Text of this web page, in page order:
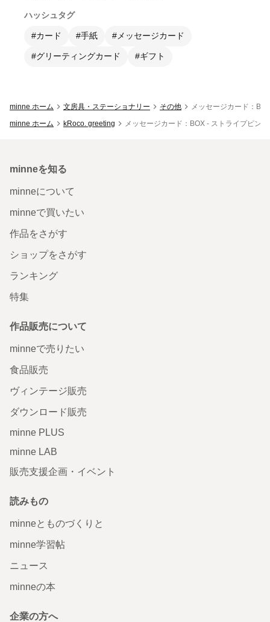
ハッシュタグ
#カード #手紙 #メッセージカード
#グリーティングカード #ギフト
minne ホーム 文房具・ステーショナリー その他
メッセージカード：
minne ホーム
kRoco. greeting メッセージカード：BOX - ストライプピン
minneを知る
minneについて
minneで買いたい
作品をさがす
ショップをさがす
ランキング
特集
作品販売について
minneで売りたい
食品販売
ヴィンテージ販売
ダウンロード販売
minne PLUS
minne LAB
販売支援企画・イベント
読みもの
minneとものづくりと
minne学習帖
ニュース
minneの本
企業の方へ